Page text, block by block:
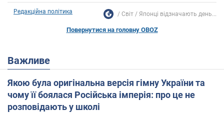
Редакційна політика Світ Японці відзначають день...
Повернутися на головну OBOZ
Важливе
Якою була оригінальна версія гімну України та
чому її боялася Російська імперія: про це не
розповідають у школі